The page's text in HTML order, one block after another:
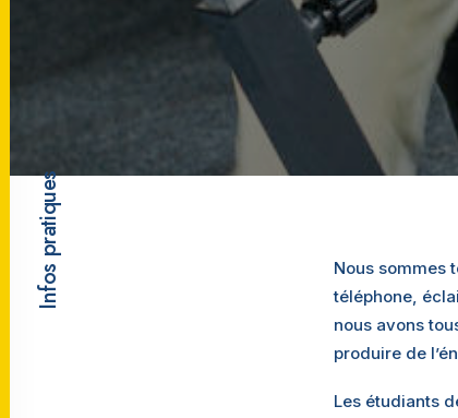
Nous sommes
téléphone,
nous avons
produire de
Les étudiants
Infos pratiques